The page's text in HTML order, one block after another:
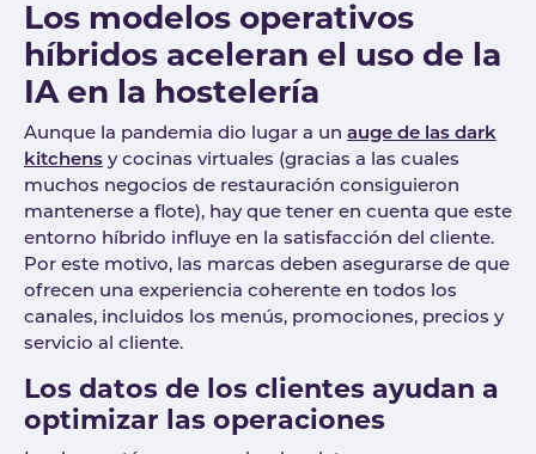
Los modelos operativos
híbridos aceleran el uso de la
IA en la hostelería
Aunque la pandemia dio lugar a un auge de las dark
kitchens y cocinas virtuales (gracias a las cuales
muchos negocios de restauración consiguieron
mantenerse a flote), hay que tener en cuenta que este
entorno híbrido influye en la satisfacción del cliente.
Por este motivo, las marcas deben asegurarse de que
ofrecen una experiencia coherente en todos los
canales, incluidos los menús, promociones, precios y
servicio al cliente.
Los datos de los clientes ayudan a
optimizar las operaciones